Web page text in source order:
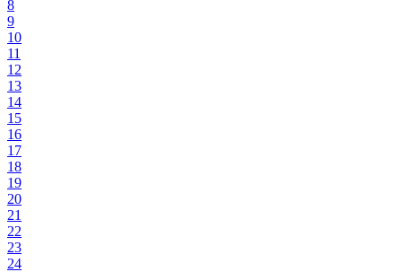
8
9
10
11
12
13
14
15
16
17
18
19
20
21
22
23
24